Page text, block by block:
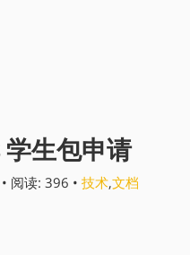
生包申请
阅读: 396 • 技术,文档